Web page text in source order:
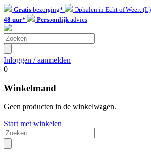
Gratis bezorging* Ophalen in Echt of Weert (L)
48 uur*
Persoonlijkadvies
Inloggen / aanmelden
0
Winkelmand
Geen producten in de winkelwagen.
Start met winkelen